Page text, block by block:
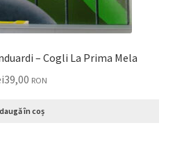
Branduardi – Cogli La Prima Mela
39,00 RON
în coș